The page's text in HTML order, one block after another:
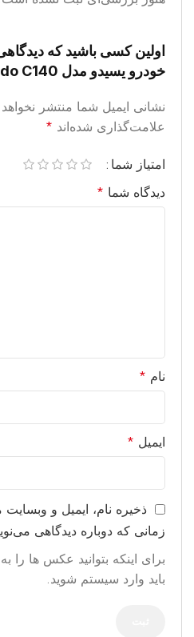
اولین کسی باشید که
خودرو یسیدو مدل Yesido C140”
نشانی ایمیل شما منتشر
علامت‌گذاری شده‌اند *
امتیاز شما
دیدگاه شما *
نام *
ایمیل *
ذخیره نام، ایمیل و
زمانی که دوباره دیدگاهی
برای اینکه بتوانید عکس ها را
باید وارد سیستم شوید.